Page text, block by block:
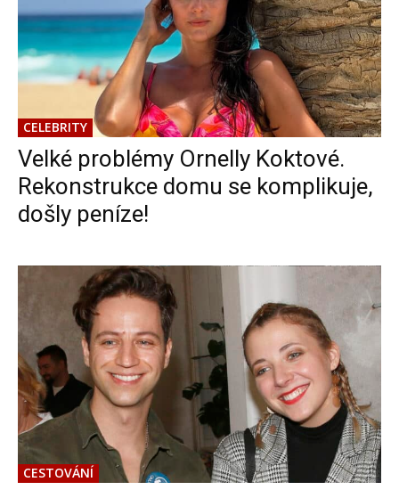
CELEBRITY
Velké problémy Ornelly Koktové.
Rekonstrukce domu se komplikuje,
došly peníze!
CESTOVÁNÍ